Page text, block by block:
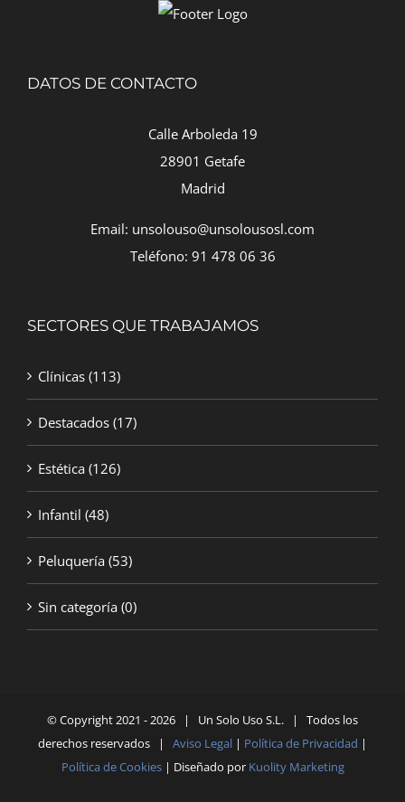
DATOS DE CONTACTO
Calle Arboleda 19
28901 Getafe
Madrid
Email: unsolouso@unsolousosl.com
Teléfono: 91 478 06 36
SECTORES QUE TRABAJAMOS
Clínicas (113)
Destacados (17)
Estética (126)
Infantil (48)
Peluquería (53)
Sin categoría (0)
© Copyright 2021 -2026 | Un Solo Uso S.L. | Todos los
derechos reservados | Aviso Legal | Política de Privacidad |
Política de Cookies| Diseñado por Kuolity Marketing